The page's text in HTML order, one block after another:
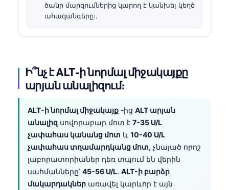
ծանր մարզումներից կարող է կանխել կեղծ
ահազանգերը։.
Ի՞նչ է ALT-ի նորմալ միջակայքը
արյան անալիզում։
ALT-ի նորմալ միջակայք -ից ALT արյան
անալիզ սովորաբար մոտ է 7-35 U/L
չափահաս կանանց մոտ և 10-40 U/L
չափահաս տղամարդկանց մոտ, չնայած որոշ
լաբորատորիաներ դեռ տպում են վերին
սահմանները՝ 45-56 U/L. ALT-ի բարձր
մակարդակներ առավել կարևոր է այն